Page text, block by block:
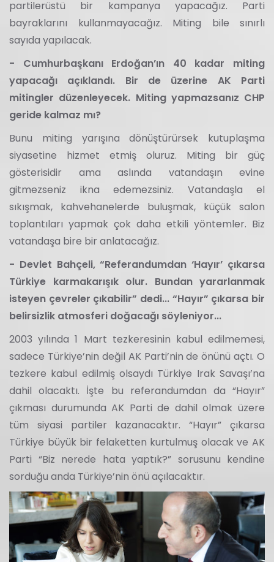
partilerüstü bir kampanya yapacağız. Parti
bayraklarını kullanmayacağız. Miting bile sınırlı
sayıda yapılacak.
- Cumhurbaşkanı Erdoğan’ın 40 kadar miting
yapacağı açıklandı. Bir de üzerine AK Parti
mitingler düzenleyecek. Miting yapmazsanız CHP
geride kalmaz mı?
Bunu miting yarışına dönüştürürsek kutuplaşma
siyasetine hizmet etmiş oluruz. Miting bir güç
gösterisidir ama aslında vatandaşın evine
gitmezseniz ikna edemezsiniz. Vatandaşla el
sıkışmak, kahvehanelerde buluşmak, küçük salon
toplantıları yapmak çok daha etkili yöntemler. Biz
vatandaşa bire bir anlatacağız.
- Devlet Bahçeli, “Referandumdan ‘Hayır’ çıkarsa
Türkiye karmakarışık olur. Bundan yararlanmak
isteyen çevreler çıkabilir” dedi... “Hayır” çıkarsa bir
belirsizlik atmosferi doğacağı söyleniyor...
2003 yılında 1 Mart tezkeresinin kabul edilmemesi,
sadece Türkiye’nin değil AK Parti’nin de önünü açtı. O
tezkere kabul edilmiş olsaydı Türkiye Irak Savaşı’na
dahil olacaktı. İşte bu referandumdan da “Hayır”
çıkması durumunda AK Parti de dahil olmak üzere
tüm siyasi partiler kazanacaktır. “Hayır” çıkarsa
Türkiye büyük bir felaketten kurtulmuş olacak ve AK
Parti “Biz nerede hata yaptık?” sorusunu kendine
sorduğu anda Türkiye’nin önü açılacaktır.